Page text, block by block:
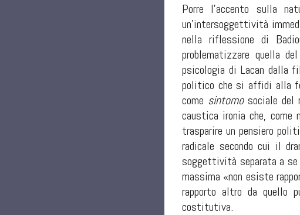
Porre l'accento sulla
un'intersoggettività
nella riflessione di
problematizzare quella
psicologia di Lacan dalla
politico che si affidi alla
come sintomosociale del
caustica ironia che, come
trasparire un pensiero
radicale secondo cui il
soggettività separata a
massima «non esiste
rapporto altro da quello
costitutiva.